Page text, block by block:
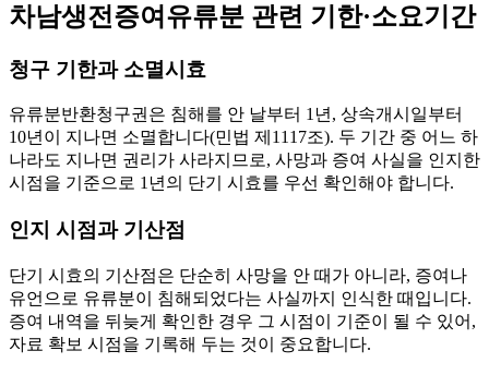
차남생전증여유류분 관련 기한·소요기간
청구 기한과 소멸시효
유류분반환청구권은 침해를 안 날부터 1년, 상속개시일부터
10년이 지나면 소멸합니다(민법 제1117조). 두 기간 중 어느 하
나라도 지나면 권리가 사라지므로, 사망과 증여 사실을 인지한
시점을 기준으로 1년의 단기 시효를 우선 확인해야 합니다.
인지 시점과 기산점
단기 시효의 기산점은 단순히 사망을 안 때가 아니라, 증여나
유언으로 유류분이 침해되었다는 사실까지 인식한 때입니다.
증여 내역을 뒤늦게 확인한 경우 그 시점이 기준이 될 수 있어,
자료 확보 시점을 기록해 두는 것이 중요합니다.